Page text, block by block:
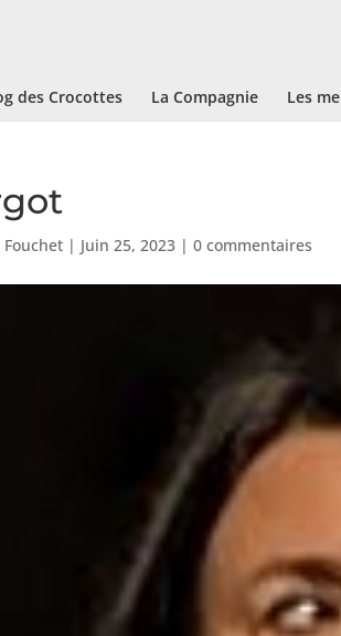
des Crocottes La Compagnie Les
Fouchet | Juin 25, 2023 |0 commentaires